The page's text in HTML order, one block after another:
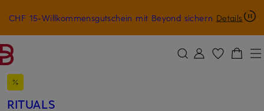
ZUM HAUPTINHALT ÜBERSPRINGEN ZUM SUCHFELD ÜBERSPRINGEN
CHF 15-Willkommensgutschein mit Beyond sichern Details
RITUALS